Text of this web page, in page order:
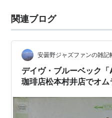
などなど、他にもいっぱい
1937年に乗馬中、事故が
い、ピアノのペダルも踏む
を繰り返した。医者は切断
のリンダは「足を失ったら
といって切断をさせなかっ
作はするようになるもの
関連ブログ
安曇野ジャズファンの雑記
デイヴ・ブルーベック
珈琲店松本村井店でオム